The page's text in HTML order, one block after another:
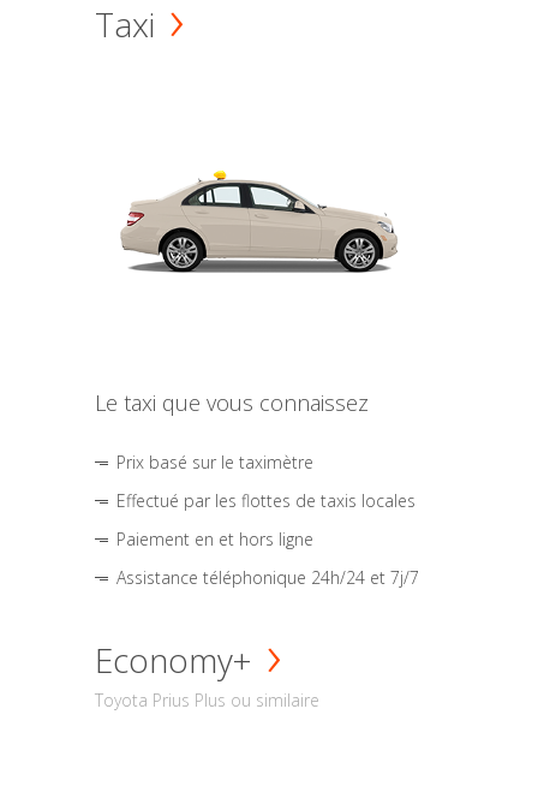
Taxi
Le taxi que vous connaissez
Prix basé sur le taximètre
Effectué par les flottes de taxis locales
Paiement en et hors ligne
Assistance téléphonique 24h/24 et 7j/7
Economy+
Toyota Prius Plus ou similaire